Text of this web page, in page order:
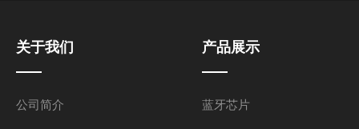
关于我们
公司简介
产品展示
蓝牙芯片